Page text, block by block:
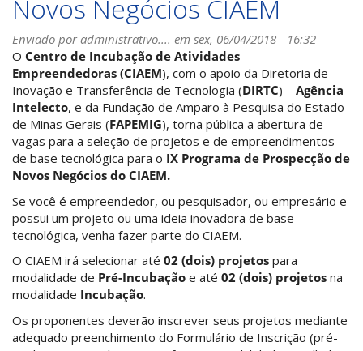
de
Prospecção
de
Novos
Negócios
CIAEM
Novos Negócios CIAEM
Enviado poradministrativo.... em sex, 06/04/2018 - 16:32
O Centro de Incubação de Atividades
Empreendedoras (CIAEM), com o apoio da Diretoria de
Inovação e Transferência de Tecnologia (DIRTC) – Agência
Intelecto, e da Fundação de Amparo à Pesquisa do Estado
de Minas Gerais (FAPEMIG), torna pública a abertura de
vagas para a seleção de projetos e de empreendimentos
de base tecnológica para o IX Programa de Prospecção de
Novos Negócios do CIAEM.
Se você é empreendedor, ou pesquisador, ou empresário e
possui um projeto ou uma ideia inovadora de base
tecnológica, venha fazer parte do CIAEM.
O CIAEM irá selecionar até 02 (dois) projetos para
modalidade de Pré-Incubação e até 02 (dois) projetos na
modalidade Incubação.
Os proponentes deverão inscrever seus projetos mediante
adequado preenchimento do Formulário de Inscrição (pré-